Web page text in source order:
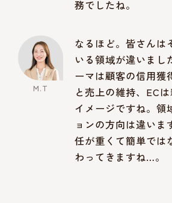
務でしたね。
なるほど。皆さんは
いる領域が違いまし
ーマは顧客の信用獲
と売上の維持、EC
イメージですね。領
ョンの方向は違いま
任が重くて簡単では
わってきますね…。